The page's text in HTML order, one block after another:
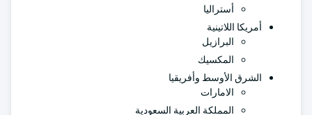
أستراليا
أمريكا اللاتينية
البرازيل
المكسيك
الشرق الأوسط وأفريقيا
الامارات
المملكة العربية السعودية